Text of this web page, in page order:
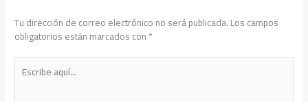
Tu dirección de correo electrónico no será publicada.Los campos
obligatorios están marcados con*
Escribe
aquí...